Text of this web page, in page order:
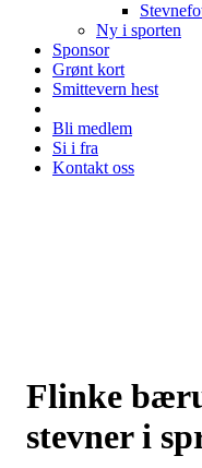
Ny i sporten
Sponsor
Grønt kort
Smittevern hest
Bli medlem
Si i fra
Kontakt oss
Flinke
stevner i